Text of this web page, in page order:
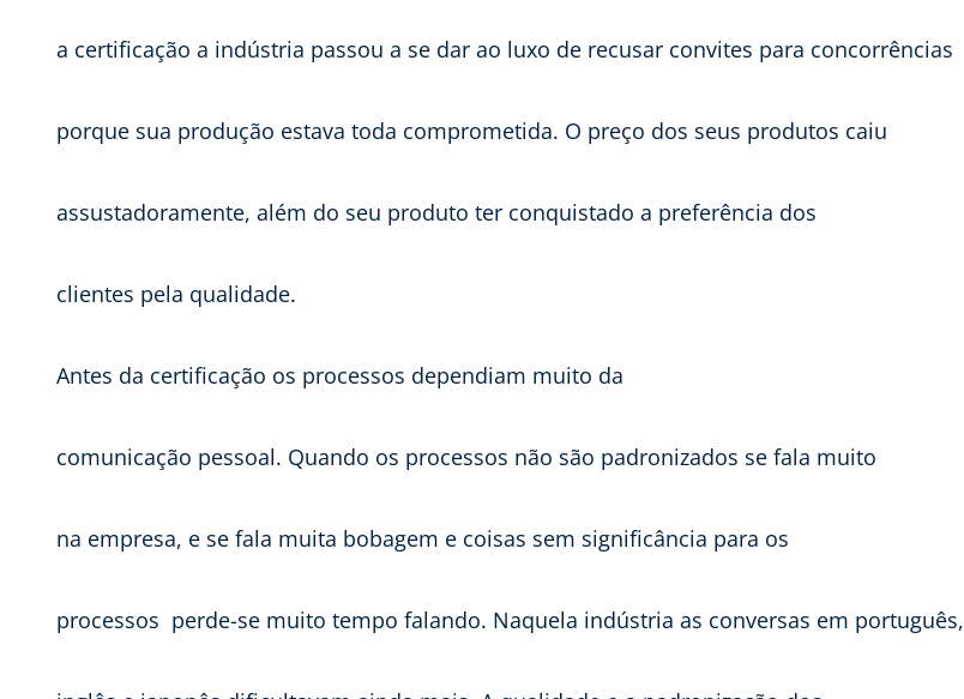
a certificação a indústria passou a se dar ao luxo de recusar convites para concorrências
porque sua produção estava toda comprometida. O preço dos seus produtos caiu
assustadoramente, além do seu produto ter conquistado a preferência dos
clientes pela qualidade.
Antes da certificação os processos dependiam muito da
comunicação pessoal. Quando os processos não são padronizados se fala muito
na empresa, e se fala muita bobagem e coisas sem significância para os
processos  perde-se muito tempo falando. Naquela indústria as conversas em português,